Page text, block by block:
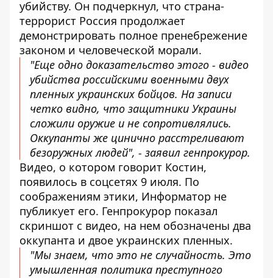
убийству. Он подчеркнул, что страна-
террорист Россия продолжает
демонстрировать полное пренебрежение
законом и человеческой морали.
"Еще одно доказательство этого - видео
убийства российскими военными двух
пленных украинских бойцов. На записи
четко видно, что защитники Украины
сложили оружие и не сопротивлялись.
Оккупанты же цинично расстреливают
безоружных людей", - заявил генпрокурор.
Видео, о котором говорит Костин,
появилось в соцсетях 9 июля. По
соображениям этики, Информатор не
публикует его. Генпрокурор показал
скриншот с видео, на нем обозначены два
оккупанта и двое украинских пленных.
"Мы знаем, что это не случайность. Это
умышленная политика преступного